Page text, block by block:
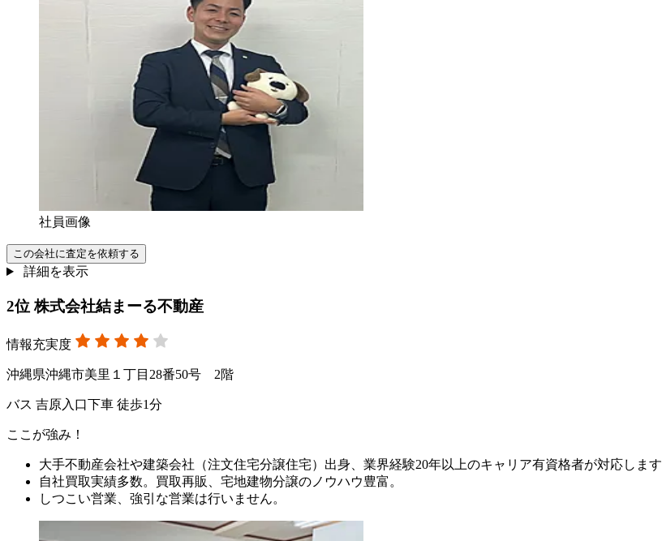
社員画像
この会社に査定を依頼する
詳細を表示
2位株式会社結まーる不動産
情報充実度
沖縄県沖縄市美里１丁目28番50号 2階
バス 吉原入口下車 徒歩1分
ここが強み！
大手不動産会社や建築会社（注文住宅分譲住宅）出身、業界経験20年以上のキャリア有資格者が対応します
自社買取実績多数。買取再販、宅地建物分譲のノウハウ豊富。
しつこい営業、強引な営業は行いません。